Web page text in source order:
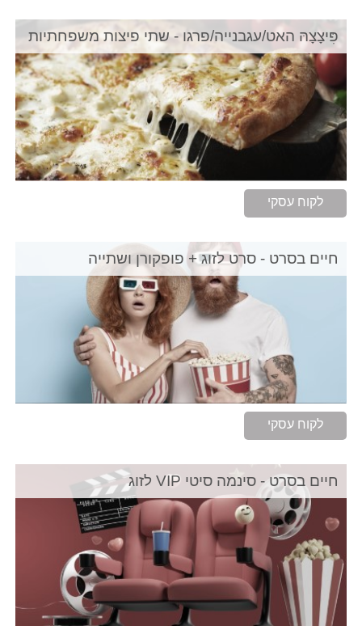
פִּיצָצָהּ האט/עגבנייה/פרגו - שתי פיצות משפחתיות
לקוח עסקי
חיים בסרט - סרט לזוג + פופקורן ושתייה
לקוח עסקי
חיים בסרט - סינמה סיטי VIP לזוג